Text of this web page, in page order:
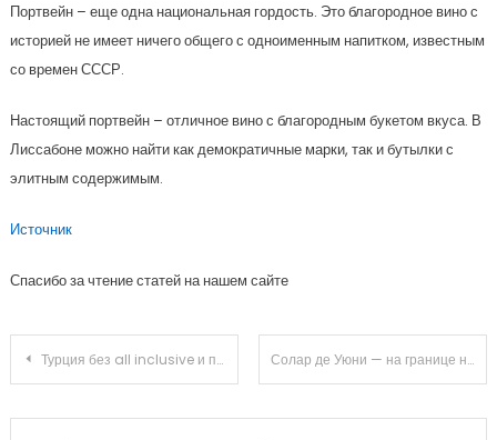
Портвейн – еще одна национальная гордость. Это благородное вино с
историей не имеет ничего общего с одноименным напитком, известным
со времен СССР.
Настоящий портвейн – отличное вино с благородным букетом вкуса. В
Лиссабоне можно найти как демократичные марки, так и бутылки с
элитным содержимым.
Источник
Спасибо за чтение статей на нашем сайте
Навигация
Турция без all inclusive и полотенец в виде лебедей на постели? Она существует! Солар де Уюни — на границе неба и земли